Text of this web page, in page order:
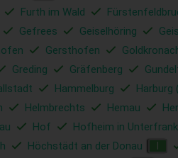
Furth im Wald
Gefrees Geiselhöring
Gersthofen
Greding Gräfenberg
Hammelburg Harburg
Helmbrechts Hemau
Hof Hofheim in
Höchstädt an der Donau